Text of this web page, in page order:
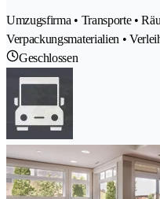
Umzugsfirma • Transporte •
Verpackungsmaterialien •
Geschlossen